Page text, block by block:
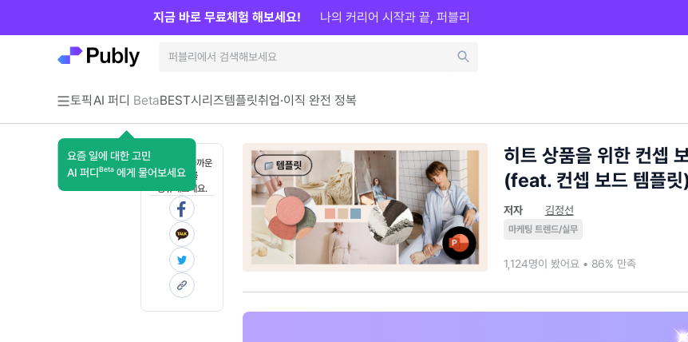
토픽AI 퍼디 Beta
요즘 일에 대한 고민
AI 퍼디 Beta 에게 물어보세요
BEST시리즈템플릿취업·이직 완전 정복
지금 바로 무료체험 해보세요! 나의 커리어 시작과 끝, 퍼블리
혼자 보기 아까운
콘텐츠를
공유해보세요.
히트 상품을 위한 컨셉
(feat. 컨셉 보드 템플릿
저자 김정선
마케팅 트렌드/실무
1,124명이 봤어요 • 86% 만족